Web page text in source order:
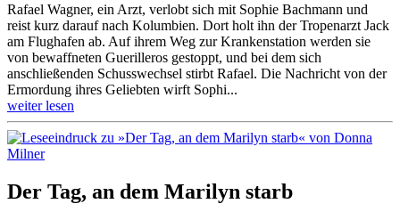
Rafael Wagner, ein Arzt, verlobt sich mit Sophie Bachmann und
reist kurz darauf nach Kolumbien. Dort holt ihn der Tropenarzt Jack
am Flughafen ab. Auf ihrem Weg zur Krankenstation werden sie
von bewaffneten Guerilleros gestoppt, und bei dem sich
anschließenden Schusswechsel stirbt Rafael. Die Nachricht von der
Ermordung ihres Geliebten wirft Sophi...
weiter lesen
Der Tag, an dem Marilyn starb